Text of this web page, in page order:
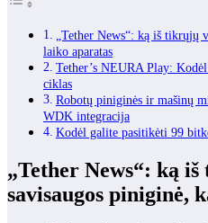
„Tether News“: ką iš tikrųjų
laiko aparatas
Tether’s NEURA Play:
ciklas
Robotų piniginės ir mašinų
WDK integracija
Kodėl galite pasitikėti 99
„Tether News“: ką
savisaugos piniginė,